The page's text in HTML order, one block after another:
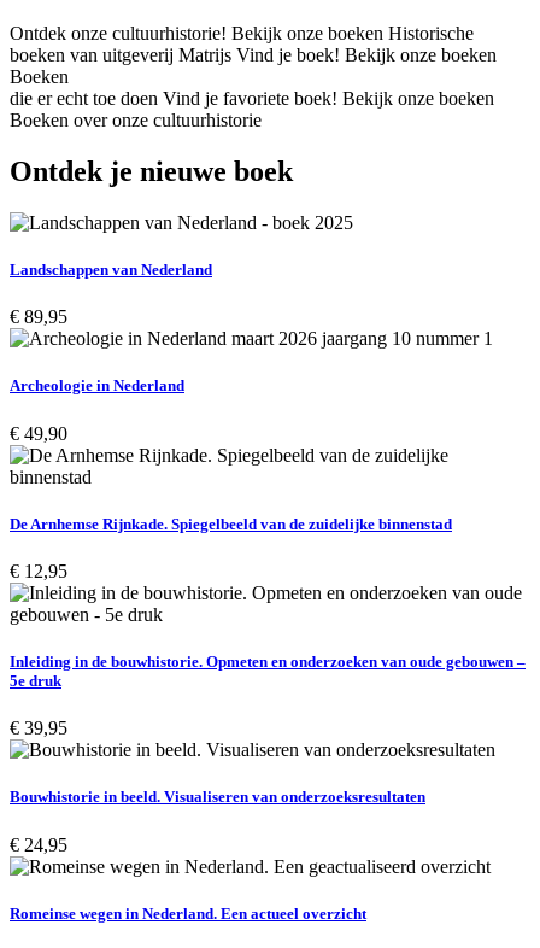
Ontdek onze cultuurhistorie! Bekijk onze boeken Historische
boeken van uitgeverij Matrijs Vind je boek! Bekijk onze boeken
Boeken
die er echt toe doen Vind je favoriete boek! Bekijk onze boeken
Boeken over onze cultuurhistorie
Ontdek je nieuwe boek
Landschappen van Nederland
€ 89,95
Archeologie in Nederland
€ 49,90
De Arnhemse Rijnkade. Spiegelbeeld van de zuidelijke binnenstad
€ 12,95
Inleiding in de bouwhistorie. Opmeten en onderzoeken van oude gebouwen –
5e druk
€ 39,95
Bouwhistorie in beeld. Visualiseren van onderzoeksresultaten
€ 24,95
Romeinse wegen in Nederland. Een actueel overzicht